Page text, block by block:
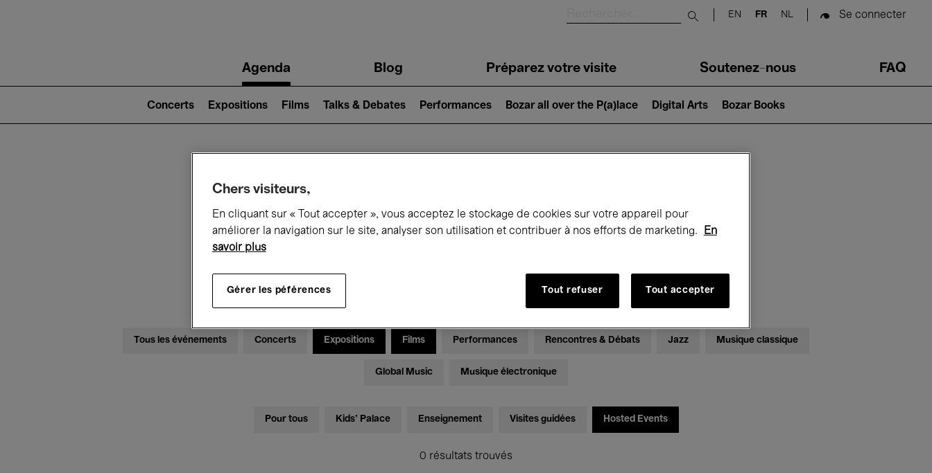
Submit search
EN FR NL Se connecter
navigationAgenda Blog Préparez votre visite Soutenez-nous FAQ
2)
Concerts Expositions Films Talks & Debates Performances Bozar all over the P(a)lace Digital Arts Bozar Books
Ce qui se passe à Bozar
Tous les événements Concerts Expositions Films Performances Rencontres & Débats Jazz Musique classique
Global Music Musique électronique
Pour tous Kids’ Palace Enseignement Visites guidées Hosted Events
0 résultats trouvés
Chers visiteurs,
En cliquant sur « Tout accepter », vous acceptez le stockage de cookies sur votre appareil pour
améliorer la navigation sur le site, analyser son utilisation et contribuer à nos efforts de marketing.
En
savoir plus
Gérer les péférences Tout refuser Tout accepter